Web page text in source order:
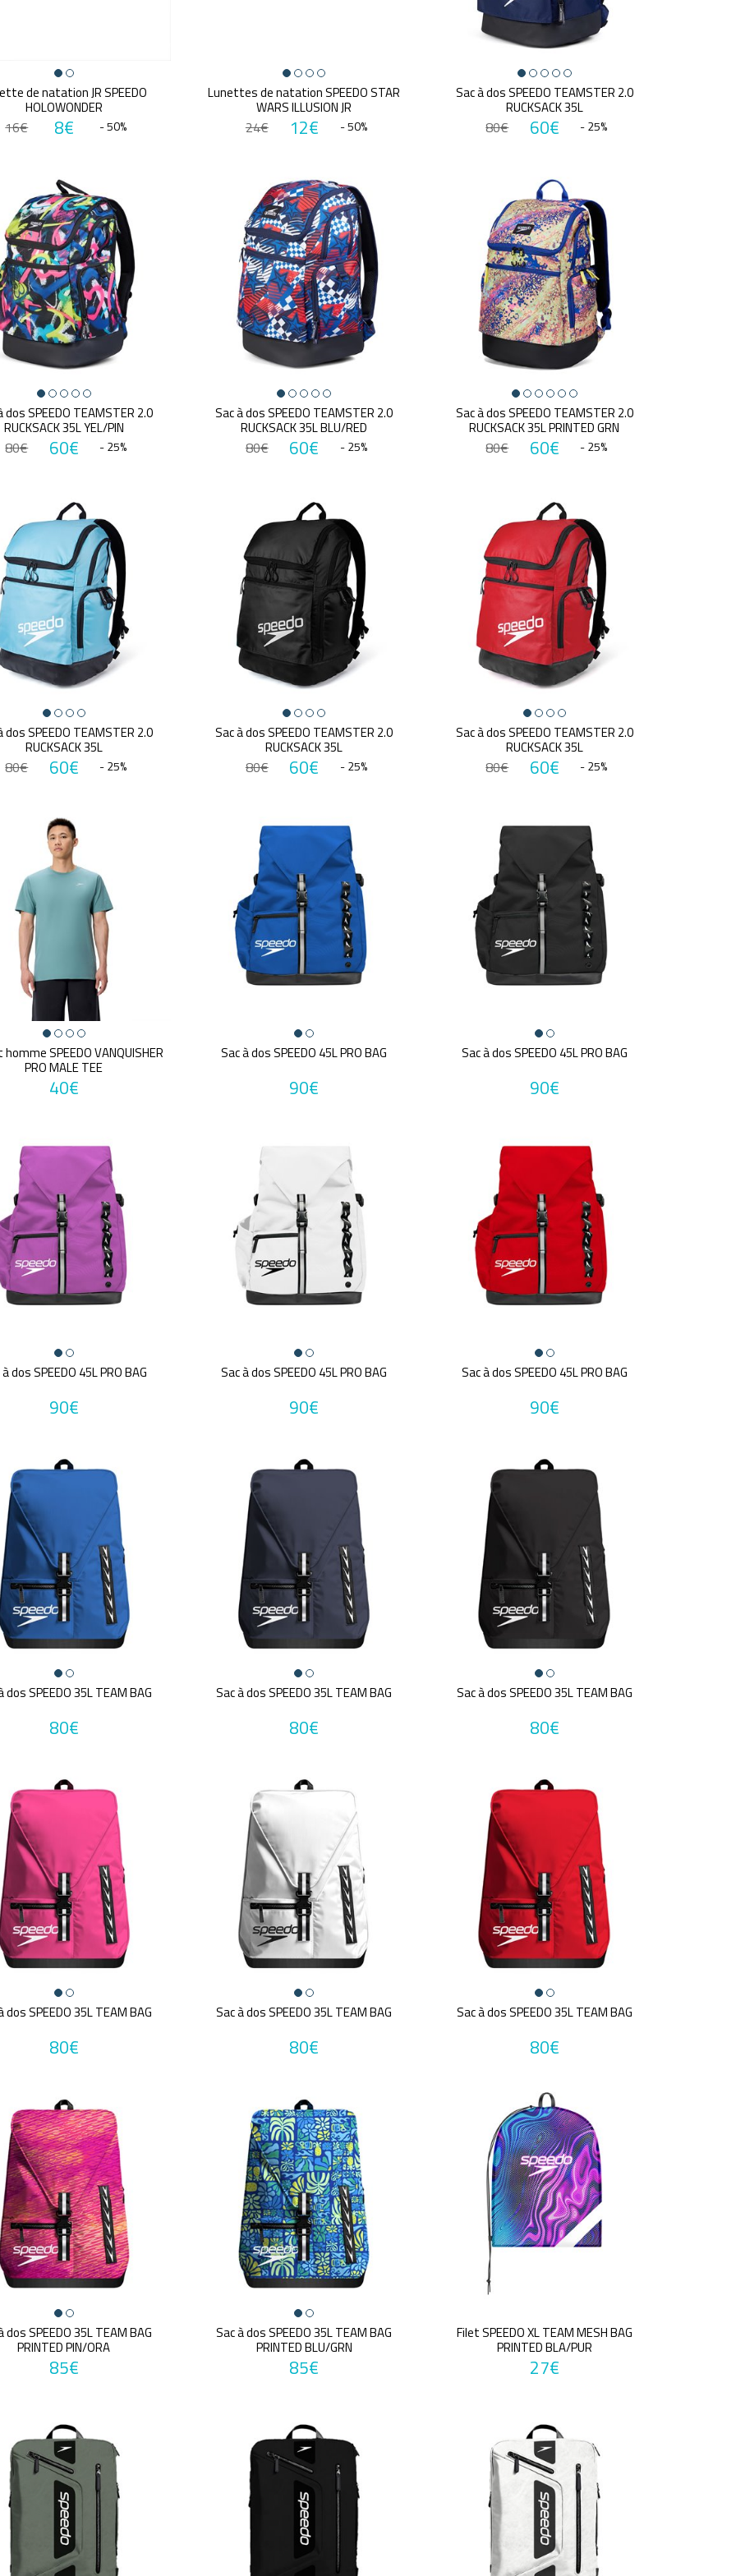
de natation JR SPEEDO
HOLOWONDER
16€ 8€ - 50%
Lunettes de natation SPEEDO STAR
WARS ILLUSION JR
24€ 12€ - 50%
Sac à dos SPEEDO TEAMSTER 2.0
RUCKSACK 35L
80€ 60€ - 25%
dos SPEEDO TEAMSTER 2.0
RUCKSACK 35L YEL/PIN
80€ 60€ - 25%
Sac à dos SPEEDO TEAMSTER 2.0
RUCKSACK 35L BLU/RED
80€ 60€ - 25%
Sac à dos SPEEDO TEAMSTER 2.0
RUCKSACK 35L PRINTED GRN
80€ 60€ - 25%
dos SPEEDO TEAMSTER 2.0
RUCKSACK 35L
80€ 60€ - 25%
Sac à dos SPEEDO TEAMSTER 2.0
RUCKSACK 35L
80€ 60€ - 25%
Sac à dos SPEEDO TEAMSTER 2.0
RUCKSACK 35L
80€ 60€ - 25%
SPEEDO VANQUISHER
PRO MALE TEE
40€
Sac à dos SPEEDO 45L PRO BAG
90€
Sac à dos SPEEDO 45L PRO BAG
90€
dos SPEEDO 45L PRO BAG
90€
Sac à dos SPEEDO 45L PRO BAG
90€
Sac à dos SPEEDO 45L PRO BAG
90€
dos SPEEDO 35L TEAM BAG
80€
Sac à dos SPEEDO 35L TEAM BAG
80€
Sac à dos SPEEDO 35L TEAM BAG
80€
dos SPEEDO 35L TEAM BAG
80€
Sac à dos SPEEDO 35L TEAM BAG
80€
Sac à dos SPEEDO 35L TEAM BAG
80€
dos SPEEDO 35L TEAM BAG
PRINTED PIN/ORA
85€
Sac à dos SPEEDO 35L TEAM BAG
PRINTED BLU/GRN
85€
Filet SPEEDO XL TEAM MESH BAG
PRINTED BLA/PUR
27€